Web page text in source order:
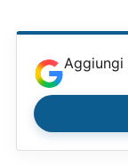
Aggiungi